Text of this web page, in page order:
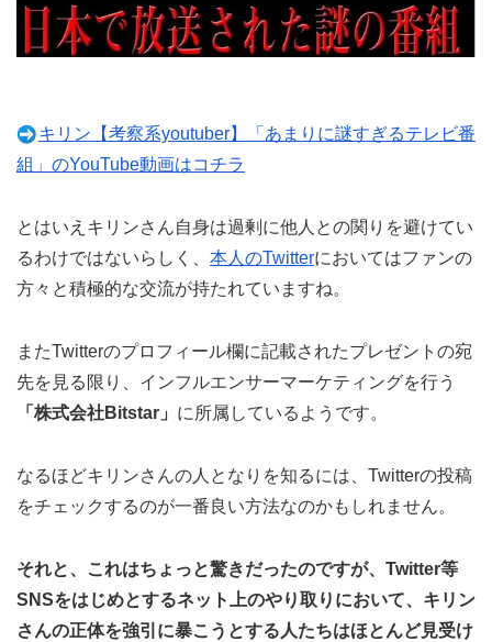
キリン【考察系youtuber】「あまりに謎すぎるテレビ番
組」のYouTube動画はコチラ
とはいえキリンさん自身は過剰に他人との関りを避けてい
るわけではないらしく、 本人のTwitterにおいてはファンの
方々と積極的な交流が持たれていますね。
またTwitterのプロフィール欄に記載されたプレゼントの宛
先を見る限り、インフルエンサーマーケティングを行う
「株式会社Bitstar」 に所属しているようです。
なるほどキリンさんの人となりを知るには、Twitterの投稿
をチェックするのが一番良い方法なのかもしれません。
それと、これはちょっと驚きだったのですが、Twitter等
SNSをはじめとするネット上のやり取りにおいて、キリン
さんの正体を強引に暴こうとする人たちはほとんど見受け